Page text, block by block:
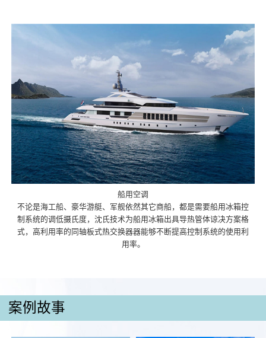
船用空调
不论是海工船、豪华游艇、军舰依然其它商船，都是需要船用冰箱控
制系统的调低摄氏度，沈氏技术为船用冰箱出具导热管体谅决方案格
式，高利用率的同轴板式热交换器器能够不断提高控制系统的使用利
用率。
案例故事